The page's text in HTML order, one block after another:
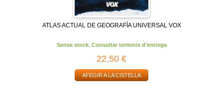
ATLAS ACTUAL DE GEOGRAFÍA UNIVERSAL VOX
Sense stock. Consultar terminis d'entrega
22,50 €
AFEGIR A LA CISTELLA